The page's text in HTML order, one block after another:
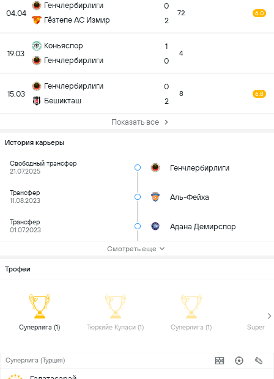
04.04
Генчлербирлиги
Гёзтепе АС Измир
0
2
72 6.0
19.03
Коньяспор
Генчлербирлиги
1
0
4
15.03
Генчлербирлиги
Бешикташ
0
2
8 6.8
Показать все
История карьеры
Свободный трансфер
21.07.2025
Генчлербирлиги
Трансфер
11.08.2023
Аль-Фейха
Трансфер
01.07.2023
Адана Демирспор
Смотреть еще
Трофеи
Суперлига (Турция)